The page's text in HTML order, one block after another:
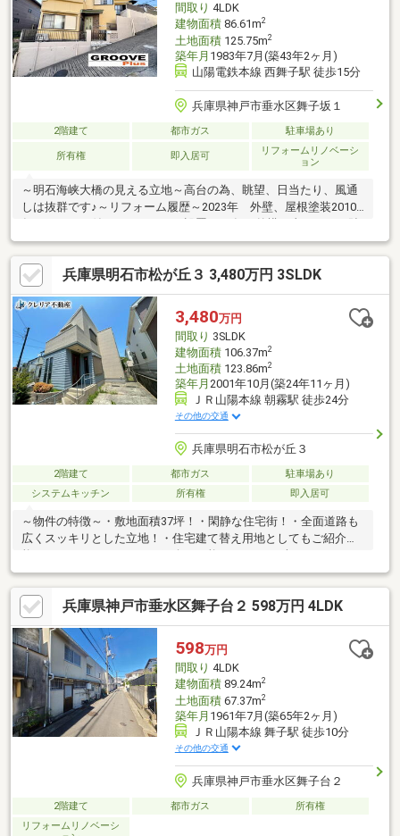
間取り 4LDK
建物面積86.61m2
土地面積125.75m2
築年月 1983年7月(築43年2ヶ月)
山陽電鉄本線 西舞子駅 徒歩15分
兵庫県神戸市垂水区舞子坂１
2階建て 都市ガス 駐車場あり
所有権 即入居可
リフォームリノベーシ
ョン
～明石海峡大橋の見える立地～高台の為、眺望、日当たり、風通
しは抜群です♪～リフォーム履歴～2023年 外壁、屋根塗装2010
替、フローリング貼替、キッチン交換、浴室交換、浴室タイル貼
替、洗面台交換、トイレ交換、玄関ドア交換室内大変きれいにお
使いです♪まだまだお住み頂けます♪月々4万8000円台でご購入も
可能です♪ネット予約、お電話でも内覧承っております。内覧希望
お待ちしております。お気軽にお問い合わせください。
兵庫県明石市松が丘３ 3,480万円 3SLDK
3,480万円
間取り 3SLDK
建物面積106.37m2
土地面積123.86m2
築年月 2001年10月(築24年11ヶ月)
ＪＲ山陽本線 朝霧駅 徒歩24分
その他の交通
兵庫県明石市松が丘３
2階建て 都市ガス
駐車場あり
システムキッチン
所有権 即入居可
～物件の特徴～・敷地面積37坪！・閑静な住宅街！・全面道路も
広くスッキリとした立地！・住宅建て替え用地としてもご紹介可
動産に無料相談～■他社で購入する前に一度クレリアにご相談く
ださい！■クレリアは必要のない費用は一切いただきません！■自
己資金０円でもお家購入可能！■勤続年数が少なくても大丈夫！
借入があっても大丈夫です！■他社でローンを断られた方やダメ
だった方が通った実績も！■まずは一度ご相談ください！
兵庫県神戸市垂水区舞子台２ 598万円 4LDK
598万円
間取り 4LDK
建物面積89.24m2
土地面積67.37m2
築年月 1961年7月(築65年2ヶ月)
ＪＲ山陽本線 舞子駅 徒歩10分
その他の交通
兵庫県神戸市垂水区舞子台２
2階建て 都市ガス
所有権
リフォームリノベーシ